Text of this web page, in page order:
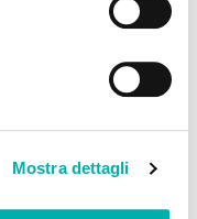
Mostra dettagli